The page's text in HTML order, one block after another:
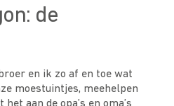
de
en ik zo af en toe wat
moestuintjes, meehelpen